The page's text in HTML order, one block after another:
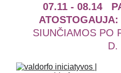
07.11 - 08.14
ATOSTOGAUJA:
SIUNČIAMOS PO
D.